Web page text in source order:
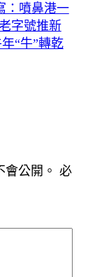
：噴鼻港一
字號推新
“牛”轉乾
公開。 必